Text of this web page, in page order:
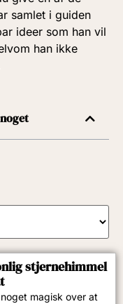
samlet i guiden
ideer som han vil
han ikke
stjernehimmel
magisk over at